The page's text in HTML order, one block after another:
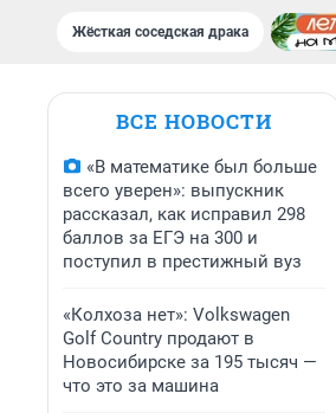
Жёсткая соседская драка
ВСЕ НОВОСТИ
«В математике был больше
всего уверен»: выпускник
рассказал, как исправил 298
баллов за ЕГЭ на 300 и
поступил в престижный вуз
«Колхоза нет»: Volkswagen
Golf Сountry продают в
Новосибирске за 195 тысяч —
что это за машина